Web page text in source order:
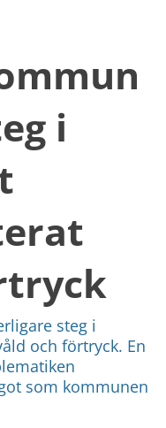
i
steg i
och förtryck. En
som kommunen